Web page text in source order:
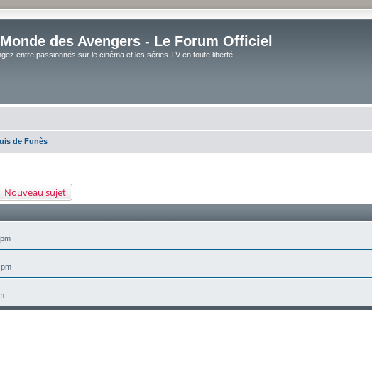
des Avengers - Le Forum Officiel
entre passionnés sur le cinéma et les séries TV en toute liberté!
de Funès
Nouveau sujet